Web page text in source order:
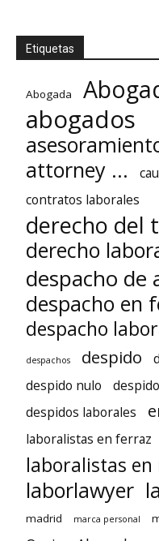
Etiquetas
Abogada
abogados
attorney ...
contratos laborales
derecho del
derecho
despacho de
despacho en
despacho
despachos despido
despido nulo
despidos laborales
laboralistas en ferraz
laboralistas
laborlawyer
madrid marca personal